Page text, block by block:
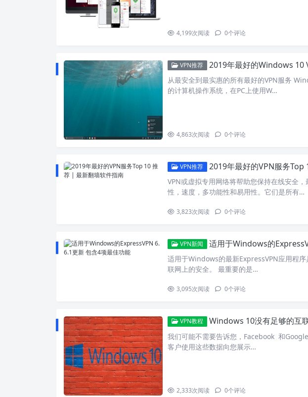
4,199次阅读 0个评论
VPN推荐 2019年最好的Windows 10
从最安全到最实惠的所有最好的VPN服务
的计算机操作系统，在PC上使用W…
4,863次阅读 0个评论
VPN推荐 2019年最好的VPN服务
VPN或虚拟专用网络将帮助您保持在线安全
性，速度，多功能性和易用性。它们是所有…
3,823次阅读 0个评论
VPN新闻 适用于Windows的
适用于Windows的最新ExpressVPN应用程
联网上的安全。 最重要的是…
3,095次阅读 0个评论
VPN教程 Windows 10没有足够的互
我们可能不需要告诉您，Facebook 和
客户使用这些数据向您展示…
2,333次阅读 0个评论